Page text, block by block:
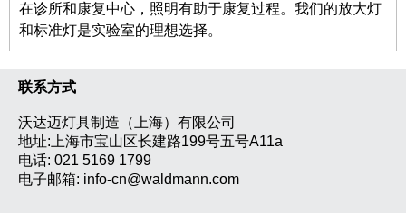
在诊所和康复中心，照明有助于康复过程。我们的放大灯
和标准灯是实验室的理想选择。
联系方式
沃达迈灯具制造（上海）有限公司
地址:上海市宝山区长建路199号五号A11a
电话: 021 5169 1799
电子邮箱: info-cn@waldmann.com